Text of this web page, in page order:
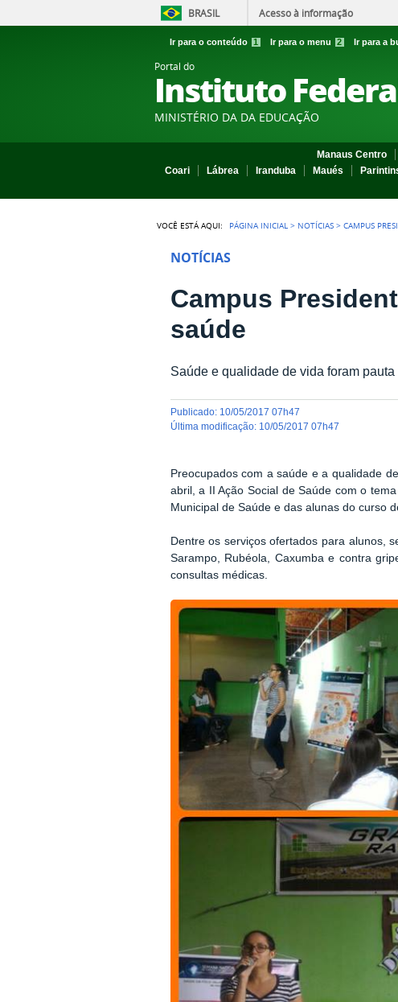
BRASIL Acesso à informação
Ir para o conteúdo 1 Ir para o menu 2 Ir para a
Portal do
Instituto
MINISTÉRIO DA DA EDUCAÇÃO
Manaus Centro
Coari
Lábrea Iranduba Maués
VOCÊ ESTÁ AQUI: PÁGINA INICIAL > NOTÍCIAS >CAMPUS
NOTÍCIAS
Campus
saúde
Saúde e qualidade de vida foram
publicado: 10/05/2017 07h47
última modificação: 10/05/2017 07h47
Preocupados com a saúde e a qualidade
abril, a II Ação Social de Saúde com o
Municipal de Saúde e das alunas do curso
Dentre os serviços ofertados para alunos,
Sarampo, Rubéola, Caxumba e contra
consultas médicas.